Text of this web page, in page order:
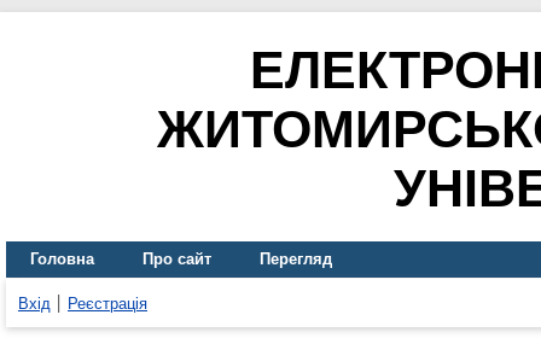
Головна Про сайт Перегляд
Вхід Реєстрація